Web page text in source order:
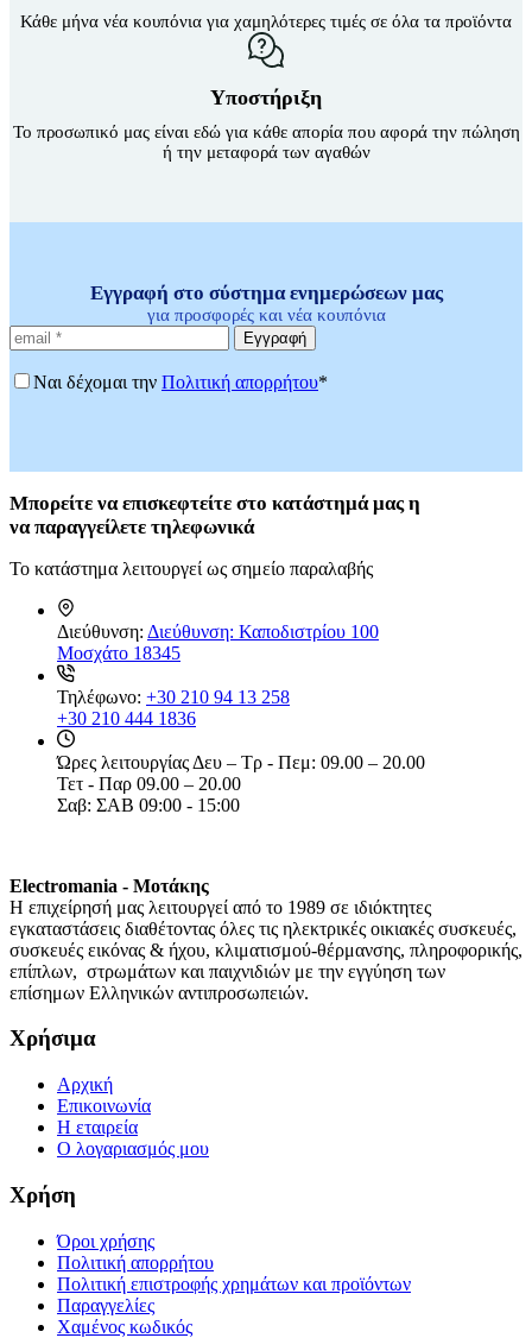
Κάθε μήνα νέα κουπόνια για χαμηλότερες τιμές σε όλα τα προϊόντα
Υποστήριξη
Το προσωπικό μας είναι εδώ για κάθε απορία που αφορά την πώληση
ή την μεταφορά των αγαθών
Εγγραφή στο σύστημα ενημερώσεων μας
για προσφορές και νέα κουπόνια
Εγγραφή
Ναι δέχομαι την Πολιτική απορρήτου*
Μπορείτε να επισκεφτείτε στο κατάστημά μας η
ναπαραγγείλετε τηλεφωνικά
Το κατάστημα λειτουργεί ως σημείο παραλαβής
Διεύθυνση: Διεύθυνση: Καποδιστρίου 100
Μοσχάτο 18345
Τηλέφωνο: +30 210 94 13 258
+30 210 444 1836
Ώρες λειτουργίας Δευ – Τρ - Πεμ: 09.00 – 20.00
Τετ - Παρ 09.00 – 20.00
Σαβ: ΣΑΒ 09:00 - 15:00
Electromania - Μοτάκης
H επιχείρησή μας λειτουργεί από το 1989 σε ιδιόκτητες
εγκαταστάσεις διαθέτοντας όλες τις ηλεκτρικές οικιακές συσκευές,
συσκευές εικόνας & ήχου, κλιματισμού-θέρμανσης, πληροφορικής,
επίπλων, στρωμάτων και παιχνιδιών με την εγγύηση των
επίσημων Ελληνικών αντιπροσωπειών.
Χρήσιμα
Αρχική
Επικοινωνία
Η εταιρεία
Ο λογαριασμός μου
Χρήση
Όροι χρήσης
Πολιτική απορρήτου
Πολιτική επιστροφής χρημάτων και προϊόντων
Παραγγελίες
Χαμένος κωδικός